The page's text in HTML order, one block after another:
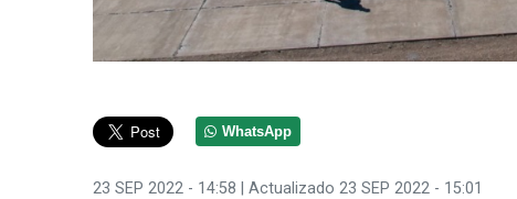
WhatsApp
23 SEP 2022 - 14:58 | Actualizado 23 SEP 2022 - 15:01